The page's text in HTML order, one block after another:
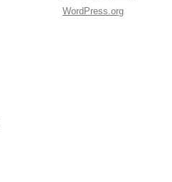
WordPress.org